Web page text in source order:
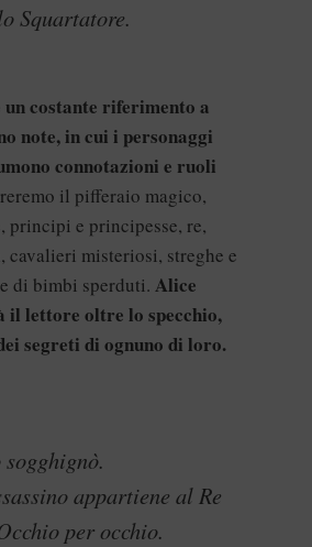
Squartatore.
costante riferimento a
note, in cui i personaggi
connotazioni e ruoli
il pifferaio magico,
principi e principesse, re,
misteriosi, streghe e
di bimbi sperduti. Alice
il lettore oltre lo specchio,
segreti di ognuno di loro.
appartiene al Re
per occhio.